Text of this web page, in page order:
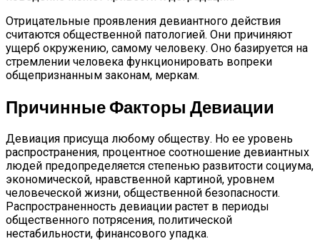
Отрицательные проявления девиантного действия
считаются общественной патологией. Они причиняют
ущерб окружению, самому человеку. Оно базируется на
стремлении человека функционировать вопреки
общепризнанным законам, меркам.
Причинные Факторы Девиации
Девиация присуща любому обществу. Но ее уровень
распространения, процентное соотношение девиантных
людей предопределяется степенью развитости социума,
экономической, нравственной картиной, уровнем
человеческой жизни, общественной безопасности.
Распространенность девиации растет в периоды
общественного потрясения, политической
нестабильности, финансового упадка.